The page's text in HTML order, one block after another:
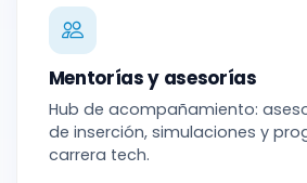
Mentorías y asesorías
Hub de acompañamiento:
de inserción, simulaciones y
carrera tech.